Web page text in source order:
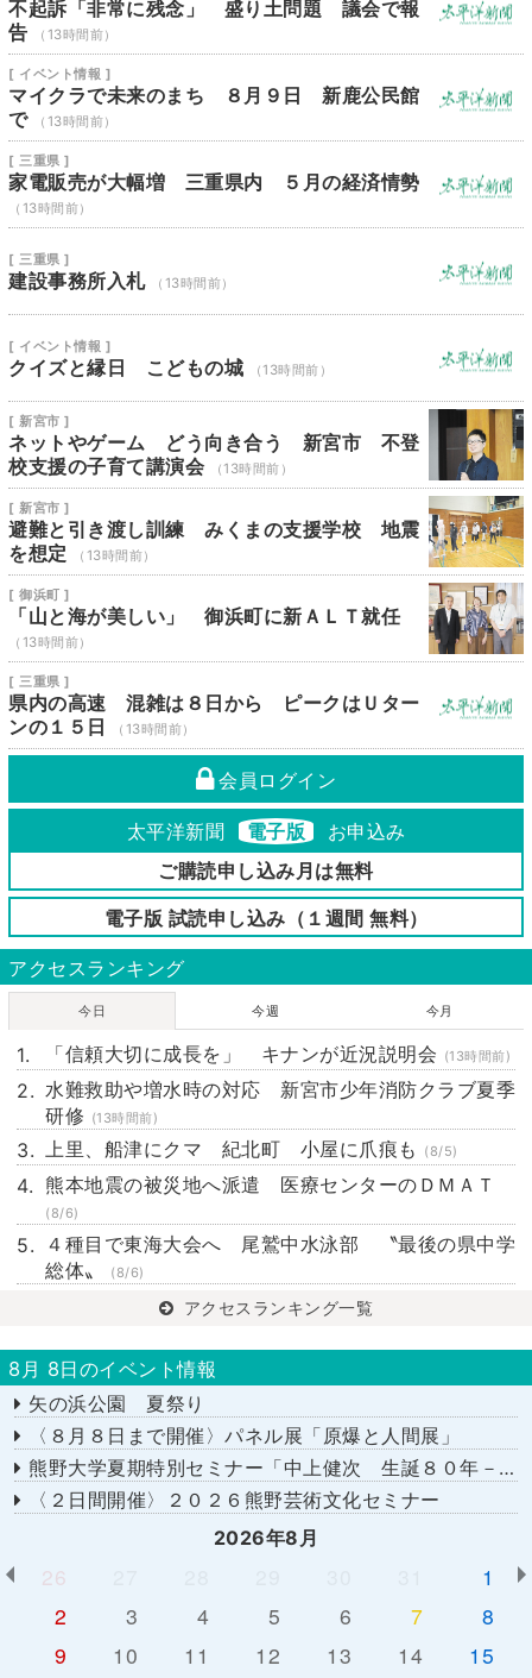
不起訴「非常に残念」 盛り土問題 議会で報
告
（13時間前）
[ イベント情報 ]
マイクラで未来のまち ８月９日 新鹿公民館
で
（13時間前）
[ 三重県 ]
家電販売が大幅増 三重県内 ５月の経済情勢
（13時間前）
[ 三重県 ]
建設事務所入札 （13時間前）
[ イベント情報 ]
クイズと縁日 こどもの城 （13時間前）
[ 新宮市 ]
ネットやゲーム どう向き合う 新宮市 不登
校支援の子育て講演会
（13時間前）
[ 新宮市 ]
避難と引き渡し訓練 みくまの支援学校 地震
を想定
（13時間前）
[ 御浜町 ]
「山と海が美しい」 御浜町に新ＡＬＴ就任
（13時間前）
[ 三重県 ]
県内の高速 混雑は８日から ピークはＵター
ンの１５日
（13時間前）
会員ログイン
太平洋新聞 電子版
お申込み
ご購読申し込み月は無料
電子版 試読申し込み（１週間 無料）
アクセスランキング
今日 今週 今月
「信頼大切に成長を」 キナンが近況説明会 (13時間前)
水難救助や増水時の対応 新宮市少年消防クラブ夏季
研修 (13時間前)
上里、船津にクマ 紀北町 小屋に爪痕も (8/5)
熊本地震の被災地へ派遣 医療センターのＤＭＡＴ
(8/6)
４種目で東海大会へ 尾鷲中水泳部 〝最後の県中学
総体〟
(8/6)
アクセスランキング一覧
8月 8日のイベント情報
矢の浜公園 夏祭り
〈８月８日まで開催〉パネル展「原爆と人間展」
熊野大学夏期特別セミナー「中上健次 生誕８０年－時代へのまなざし－」
〈２日間開催〉２０２６熊野芸術文化セミナー
2026年8月
26
1
2
3 4 5 6 7
8
9
10 11 12 13 14
15